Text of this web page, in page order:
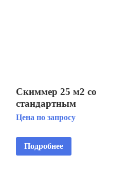
Скиммер 25 м2 со
стандартным
раструбом, с
переливом, для
пленoчных
Цена по запросу
Подробнее